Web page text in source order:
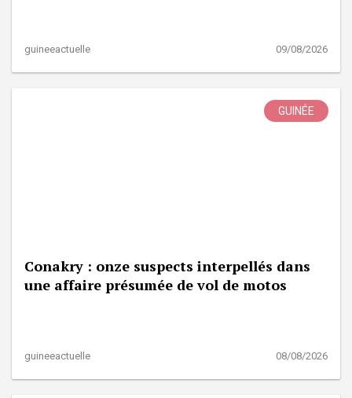
guineeactuelle 09/08/2026
GUINÉE
Conakry : onze suspects interpellés dans
une affaire présumée de vol de motos
guineeactuelle 08/08/2026